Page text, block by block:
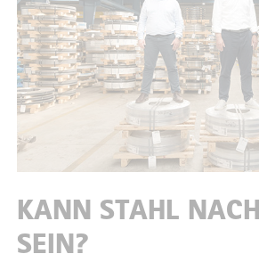
KANN STAHL
SEIN?